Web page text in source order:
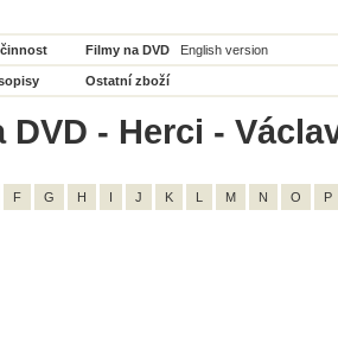
Filmy na DVD English version
Ostatní zboží
DVD - Herci -
F G H I J K L M N O P